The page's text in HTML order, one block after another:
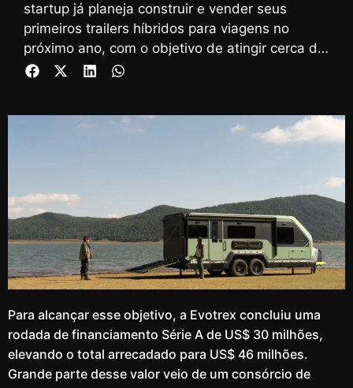
startup já planeja construir e vender seus
primeiros trailers híbridos para viagens no
próximo ano, com o objetivo de atingir cerca de
1.000 unidades anualmente.
Para alcançar esse objetivo, a Evotrex concluiu uma
rodada de financiamento Série A de US$ 30 milhões,
elevando o total arrecadado para US$ 46 milhões.
Grande parte desse valor veio de um consórcio de